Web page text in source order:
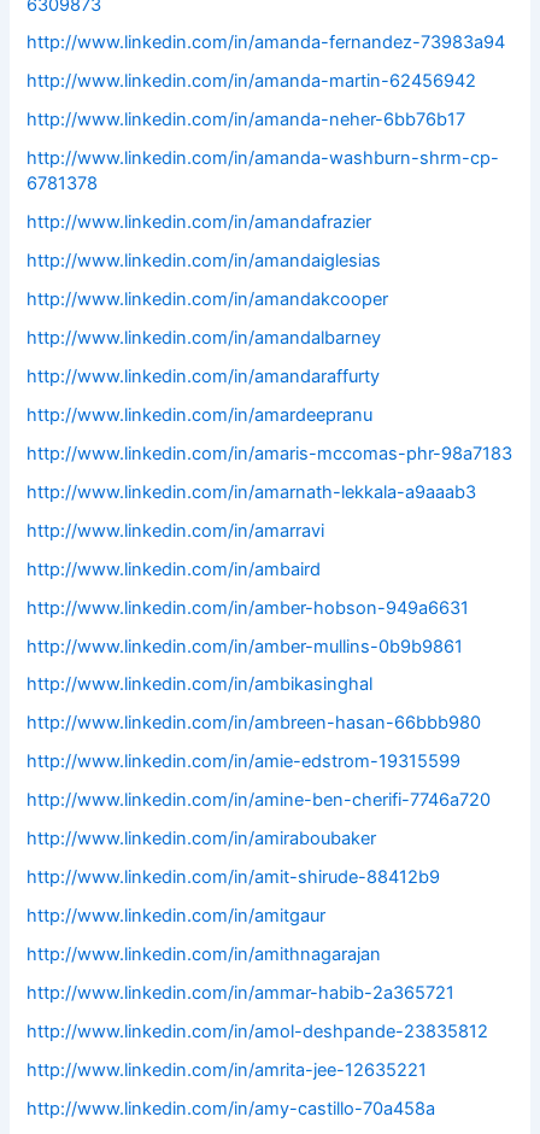
http://www.linkedin.com/in/amanda-fernandez-73983a94
http://www.linkedin.com/in/amanda-martin-62456942
http://www.linkedin.com/in/amanda-neher-6bb76b17
http://www.linkedin.com/in/amanda-washburn-shrm-cp-
6781378
http://www.linkedin.com/in/amandafrazier
http://www.linkedin.com/in/amandaiglesias
http://www.linkedin.com/in/amandakcooper
http://www.linkedin.com/in/amandalbarney
http://www.linkedin.com/in/amandaraffurty
http://www.linkedin.com/in/amardeepranu
http://www.linkedin.com/in/amaris-mccomas-phr-98a7183
http://www.linkedin.com/in/amarnath-lekkala-a9aaab3
http://www.linkedin.com/in/amarravi
http://www.linkedin.com/in/ambaird
http://www.linkedin.com/in/amber-hobson-949a6631
http://www.linkedin.com/in/amber-mullins-0b9b9861
http://www.linkedin.com/in/ambikasinghal
http://www.linkedin.com/in/ambreen-hasan-66bbb980
http://www.linkedin.com/in/amie-edstrom-19315599
http://www.linkedin.com/in/amine-ben-cherifi-7746a720
http://www.linkedin.com/in/amiraboubaker
http://www.linkedin.com/in/amit-shirude-88412b9
http://www.linkedin.com/in/amitgaur
http://www.linkedin.com/in/amithnagarajan
http://www.linkedin.com/in/ammar-habib-2a365721
http://www.linkedin.com/in/amol-deshpande-23835812
http://www.linkedin.com/in/amrita-jee-12635221
http://www.linkedin.com/in/amy-castillo-70a458a